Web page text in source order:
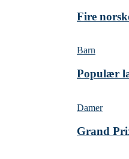
Fire
Barn
Populær
Damer
Grand